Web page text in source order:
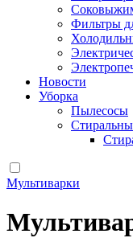
Фильтры
Новости
Уборка
Пылесосы
Мультиварки